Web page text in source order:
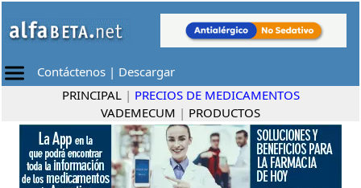
Contáctenos | Descargar
PRINCIPAL | PRECIOS DE MEDICAMENTOS
VADEMECUM | PRODUCTOS